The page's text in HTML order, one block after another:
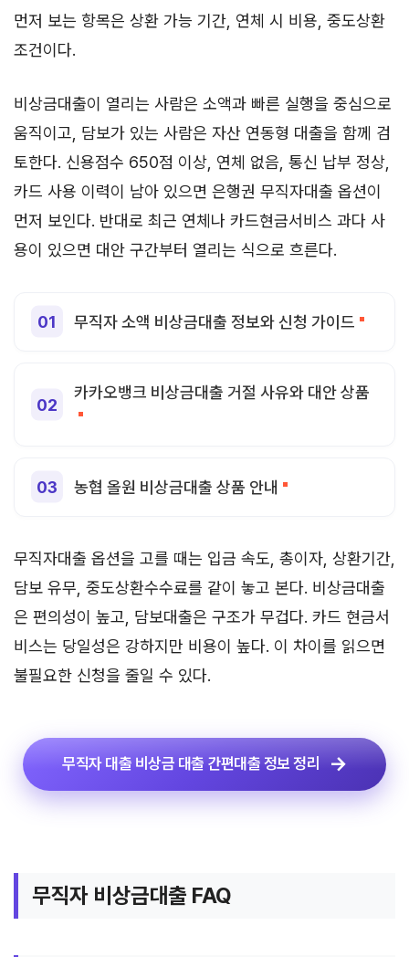
먼저 보는 항목은 상환 가능 기간, 연체 시 비용, 중도상환
조건이다.
비상금대출이 열리는 사람은 소액과 빠른 실행을 중심으로
움직이고, 담보가 있는 사람은 자산 연동형 대출을 함께 검
토한다. 신용점수 650점 이상, 연체 없음, 통신 납부 정상,
카드 사용 이력이 남아 있으면 은행권 무직자대출 옵션이
먼저 보인다. 반대로 최근 연체나 카드현금서비스 과다 사
용이 있으면 대안 구간부터 열리는 식으로 흐른다.
무직자 소액 비상금대출 정보와 신청 가이드
카카오뱅크 비상금대출 거절 사유와 대안 상품
농협 올원 비상금대출 상품 안내
무직자대출 옵션을 고를 때는 입금 속도, 총이자, 상환기간,
담보 유무, 중도상환수수료를 같이 놓고 본다. 비상금대출
은 편의성이 높고, 담보대출은 구조가 무겁다. 카드 현금서
비스는 당일성은 강하지만 비용이 높다. 이 차이를 읽으면
불필요한 신청을 줄일 수 있다.
무직자 대출 비상금 대출 간편대출 정보 정리
무직자 비상금대출 FAQ